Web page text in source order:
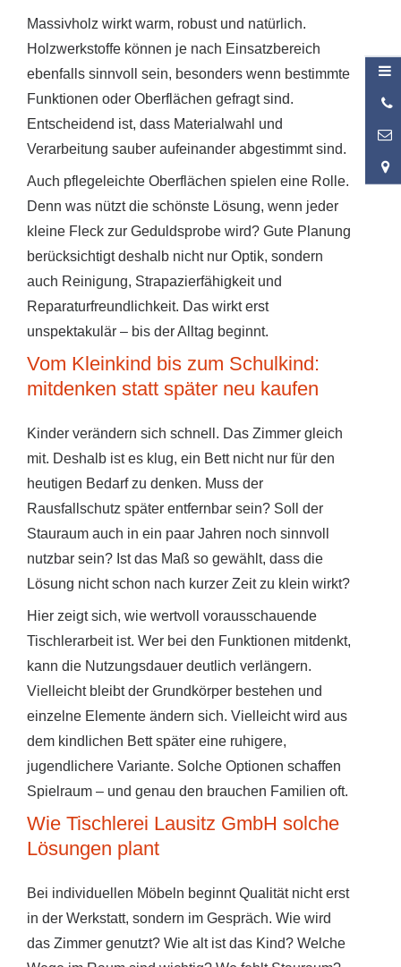
Massivholz wirkt warm, robust und natürlich.
Holzwerkstoffe können je nach Einsatzbereich
ebenfalls sinnvoll sein, besonders wenn bestimmte
Funktionen oder Oberflächen gefragt sind.
Entscheidend ist, dass Materialwahl und
Verarbeitung sauber aufeinander abgestimmt sind.
Auch pflegeleichte Oberflächen spielen eine Rolle.
Denn was nützt die schönste Lösung, wenn jeder
kleine Fleck zur Geduldsprobe wird? Gute Planung
berücksichtigt deshalb nicht nur Optik, sondern
auch Reinigung, Strapazierfähigkeit und
Reparaturfreundlichkeit. Das wirkt erst
unspektakulär – bis der Alltag beginnt.
Vom Kleinkind bis zum Schulkind:
mitdenken statt später neu kaufen
Kinder verändern sich schnell. Das Zimmer gleich
mit. Deshalb ist es klug, ein Bett nicht nur für den
heutigen Bedarf zu denken. Muss der
Rausfallschutz später entfernbar sein? Soll der
Stauraum auch in ein paar Jahren noch sinnvoll
nutzbar sein? Ist das Maß so gewählt, dass die
Lösung nicht schon nach kurzer Zeit zu klein wirkt?
Hier zeigt sich, wie wertvoll vorausschauende
Tischlerarbeit ist. Wer bei den Funktionen mitdenkt,
kann die Nutzungsdauer deutlich verlängern.
Vielleicht bleibt der Grundkörper bestehen und
einzelne Elemente ändern sich. Vielleicht wird aus
dem kindlichen Bett später eine ruhigere,
jugendlichere Variante. Solche Optionen schaffen
Spielraum – und genau den brauchen Familien oft.
Wie Tischlerei Lausitz GmbH solche
Lösungen plant
Bei individuellen Möbeln beginnt Qualität nicht erst
in der Werkstatt, sondern im Gespräch. Wie wird
das Zimmer genutzt? Wie alt ist das Kind? Welche